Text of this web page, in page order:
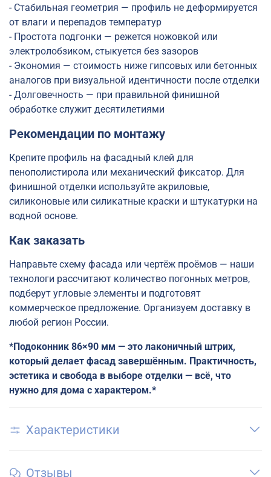
- Стабильная геометрия — профиль не деформируется
от влаги и перепадов температур
- Простота подгонки — режется ножовкой или
электролобзиком, стыкуется без зазоров
- Экономия — стоимость ниже гипсовых или бетонных
аналогов при визуальной идентичности после отделки
- Долговечность — при правильной финишной
обработке служит десятилетиями
Рекомендации по монтажу
Крепите профиль на фасадный клей для
пенополистирола или механический фиксатор. Для
финишной отделки используйте акриловые,
силиконовые или силикатные краски и штукатурки на
водной основе.
Как заказать
Направьте схему фасада или чертёж проёмов — наши
технологи рассчитают количество погонных метров,
подберут угловые элементы и подготовят
коммерческое предложение. Организуем доставку в
любой регион России.
*Подоконник 86×90 мм — это лаконичный штрих,
который делает фасад завершённым. Практичность,
эстетика и свобода в выборе отделки — всё, что
нужно для дома с характером.*
Характеристики
Отзывы